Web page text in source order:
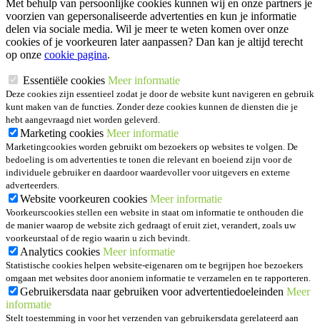
Met behulp van persoonlijke cookies kunnen wij en onze partners je
voorzien van gepersonaliseerde advertenties en kun je informatie
delen via sociale media. Wil je meer te weten komen over onze
cookies of je voorkeuren later aanpassen? Dan kan je altijd terecht
op onze cookie pagina.
Essentiële cookies Meer informatie
Deze cookies zijn essentieel zodat je door de website kunt navigeren en gebruik
kunt maken van de functies. Zonder deze cookies kunnen de diensten die je
hebt aangevraagd niet worden geleverd.
Marketing cookies Meer informatie
Marketingcookies worden gebruikt om bezoekers op websites te volgen. De
bedoeling is om advertenties te tonen die relevant en boeiend zijn voor de
individuele gebruiker en daardoor waardevoller voor uitgevers en externe
adverteerders.
Website voorkeuren cookies Meer informatie
Voorkeurscookies stellen een website in staat om informatie te onthouden die
de manier waarop de website zich gedraagt of eruit ziet, verandert, zoals uw
voorkeurstaal of de regio waarin u zich bevindt.
Analytics cookies Meer informatie
Statistische cookies helpen website-eigenaren om te begrijpen hoe bezoekers
omgaan met websites door anoniem informatie te verzamelen en te rapporteren.
Gebruikersdata naar gebruiken voor advertentiedoeleinden Meer
informatie
Stelt toestemming in voor het verzenden van gebruikersdata gerelateerd aan